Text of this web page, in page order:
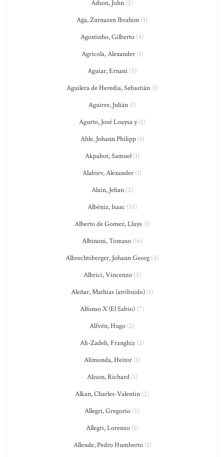
Adson, John (2)
Ağa, Zurnazen Ibrahim (1)
Agostinho, Gilberto (4)
Agricola, Alexander(1)
Aguiar, Ernani (5)
Aguilera de Heredia, Sebastián(1)
Aguirre, Julián(1)
Agurto, José Loaysa y(1)
Ahle, Johann Philipp(1)
Akpabot, Samuel(1)
Alabiev, Alexander (1)
Alain, Jehan(2)
Albéniz, Isaac (35)
Alberto de Gomez, Lluys(1)
Albinoni, Tomaso(16)
Albrechtsberger, Johann Georg (4)
Albrici, Vincenzo(2)
Aleñar, Mathías (atribuido) (1)
Alfonso X (El Sabio) (7)
Alfvén, Hugo (2)
Ali-Zadeh, Franghiz (2)
Alimonda, Heitor (1)
Alison, Richard(1)
Alkan, Charles-Valentin (2)
Allegri, Gregorio (5)
Allegri, Lorenzo (1)
Allende, Pedro Humberto(1)